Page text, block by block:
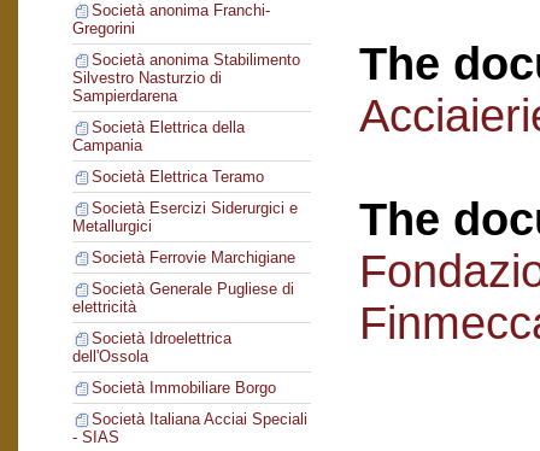
Società anonima Franchi-
Gregorini
Società anonima Stabilimento
Silvestro Nasturzio di
Sampierdarena
Società Elettrica della
Campania
Società Elettrica Teramo
Società Esercizi Siderurgici e
Metallurgici
Società Ferrovie Marchigiane
Società Generale Pugliese di
elettricità
Società Idroelettrica
dell'Ossola
Società Immobiliare Borgo
Società Italiana Acciai Speciali
- SIAS
The
The